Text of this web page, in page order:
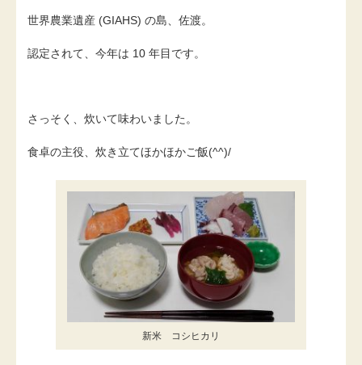
世界農業遺産 (GIAHS) の島、佐渡。
認定されて、今年は 10 年目です。
さっそく、炊いて味わいました。
食卓の主役、炊き立てほかほかご飯(^^)/
新米 コシヒカリ